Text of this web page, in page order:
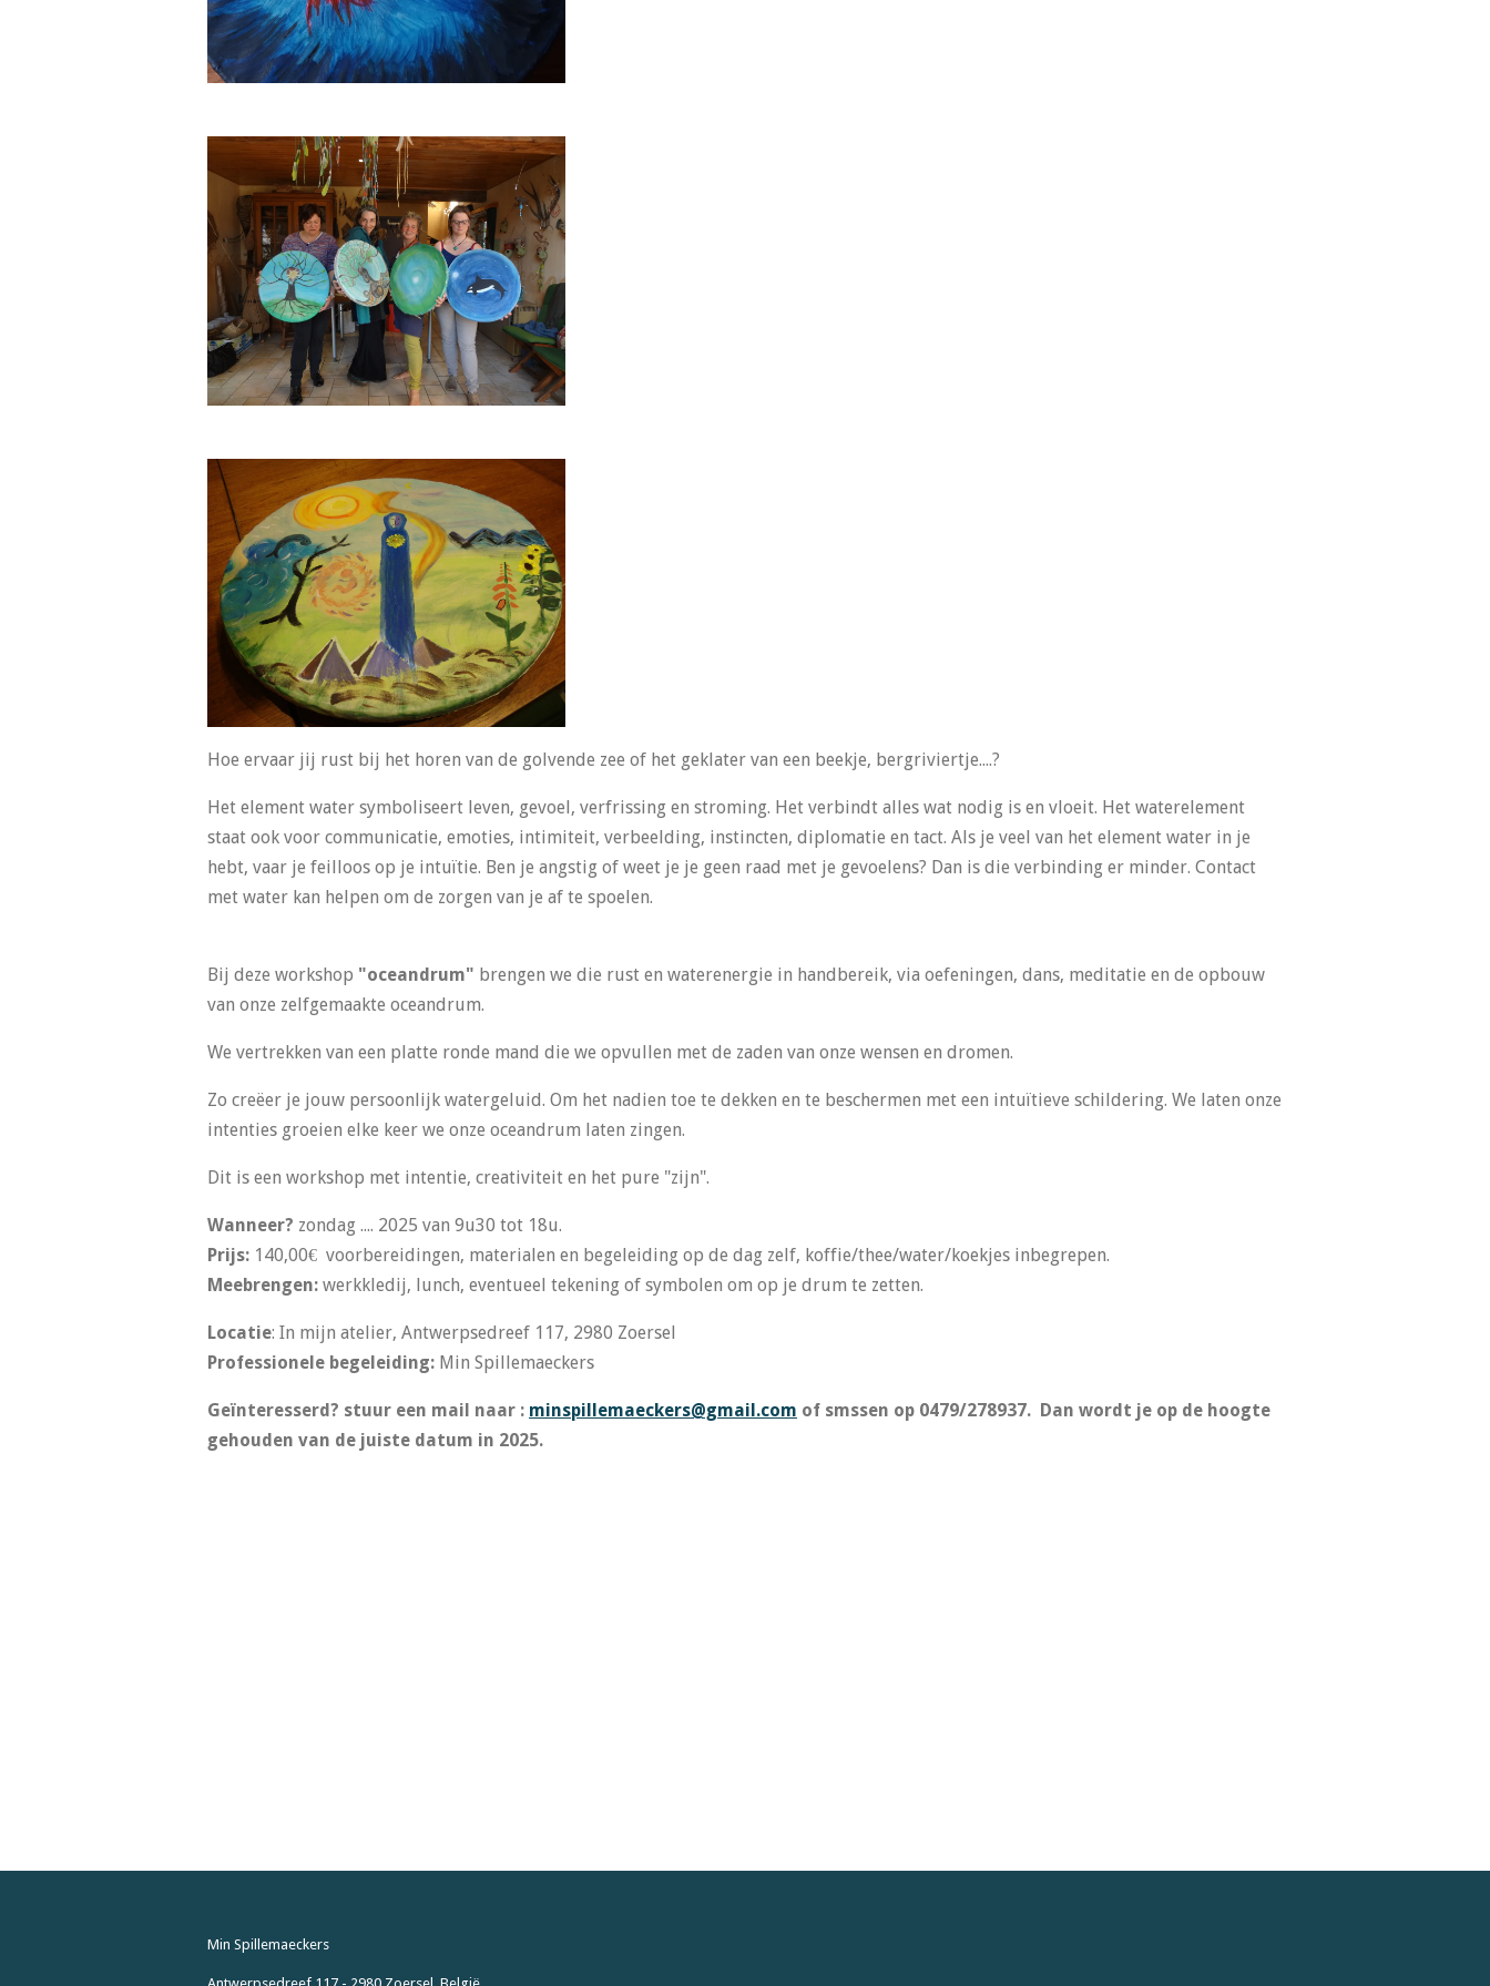
Hoe ervaar jij rust bij het horen van de golvende zee of het geklater van een beekje, bergriviertje....?
Het element water symboliseert leven, gevoel, verfrissing en stroming. Het verbindt alles wat nodig is en vloeit. Het waterelement
staat ook voor communicatie, emoties, intimiteit, verbeelding, instincten, diplomatie en tact. Als je veel van het element water in je
hebt, vaar je feilloos op je intuïtie. Ben je angstig of weet je je geen raad met je gevoelens? Dan is die verbinding er minder. Contact
met water kan helpen om de zorgen van je af te spoelen.
Bij deze workshop "oceandrum" brengen we die rust en waterenergie in handbereik, via oefeningen, dans, meditatie en de opbouw
van onze zelfgemaakte oceandrum.
We vertrekken van een platte ronde mand die we opvullen met de zaden van onze wensen en dromen.
Zo creëer je jouw persoonlijk watergeluid. Om het nadien toe te dekken en te beschermen met een intuïtieve schildering. We laten onze
intenties groeien elke keer we onze oceandrum laten zingen.
Dit is een workshop met intentie, creativiteit en het pure "zijn".
Wanneer? zondag .... 2025 van 9u30 tot 18u.
Prijs: 140,00€ voorbereidingen, materialen en begeleiding op de dag zelf, koffie/thee/water/koekjes inbegrepen.
Meebrengen: werkkledij, lunch, eventueel tekening of symbolen om op je drum te zetten.
Locatie: In mijn atelier, Antwerpsedreef 117, 2980 Zoersel
Professionele begeleiding: Min Spillemaeckers
Geïnteresserd? stuur een mail naar : minspillemaeckers@gmail.com of smssen op 0479/278937. Dan wordt je op de hoogte
gehouden van de juiste datum in 2025.
Min Spillemaeckers